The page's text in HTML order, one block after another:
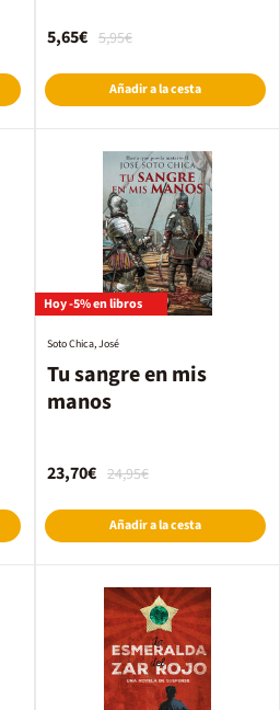
5,95€
5,65€
Añadir a la cesta
Hoy -5% en libros
Tu sangre en mis
manos
Soto Chica, José
24,95€
23,70€
Añadir a la cesta